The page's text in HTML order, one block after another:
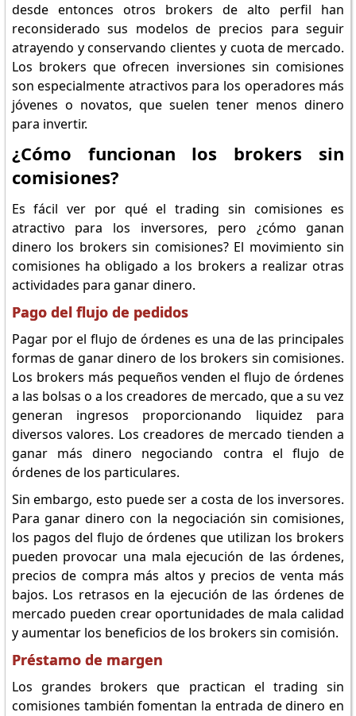
desde entonces otros brokers de alto perfil han
reconsiderado sus modelos de precios para seguir
atrayendo y conservando clientes y cuota de mercado.
Los brokers que ofrecen inversiones sin comisiones
son especialmente atractivos para los operadores más
jóvenes o novatos, que suelen tener menos dinero
para invertir.
¿Cómo funcionan los brokers sin
comisiones?
Es fácil ver por qué el trading sin comisiones es
atractivo para los inversores, pero ¿cómo ganan
dinero los brokers sin comisiones? El movimiento sin
comisiones ha obligado a los brokers a realizar otras
actividades para ganar dinero.
Pago del flujo de pedidos
Pagar por el flujo de órdenes es una de las principales
formas de ganar dinero de los brokers sin comisiones.
Los brokers más pequeños venden el flujo de órdenes
a las bolsas o a los creadores de mercado, que a su vez
generan ingresos proporcionando liquidez para
diversos valores. Los creadores de mercado tienden a
ganar más dinero negociando contra el flujo de
órdenes de los particulares.
Sin embargo, esto puede ser a costa de los inversores.
Para ganar dinero con la negociación sin comisiones,
los pagos del flujo de órdenes que utilizan los brokers
pueden provocar una mala ejecución de las órdenes,
precios de compra más altos y precios de venta más
bajos. Los retrasos en la ejecución de las órdenes de
mercado pueden crear oportunidades de mala calidad
y aumentar los beneficios de los brokers sin comisión.
Préstamo de margen
Los grandes brokers que practican el trading sin
comisiones también fomentan la entrada de dinero en